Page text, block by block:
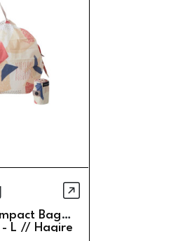
Ekle
Hızlı
Bag
- L // Hagire